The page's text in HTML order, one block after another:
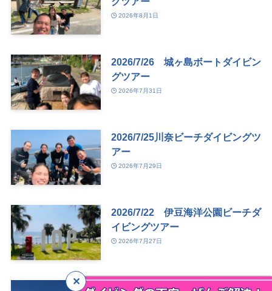
2026年8月1日
2026/7/26 城ヶ島ボートダイビン
グツアー
2026年7月31日
2026/7/25川奈ビーチダイビングツ
アー
2026年7月29日
2026/7/22 伊豆海洋公園ビーチダ
イビングツアー
2026年7月27日
2026/7/8~12 沖縄・伊江島改め